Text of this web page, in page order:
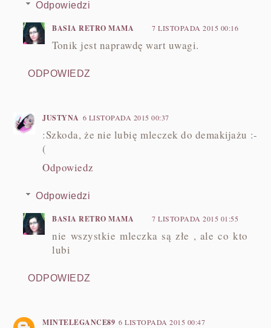
Odpowiedzi
BASIA RETRO MAMA 7 LISTOPADA 2015 00:16
Tonik jest naprawdę wart uwagi.
ODPOWIEDZ
JUSTYNA 6 LISTOPADA 2015 00:37
:Szkoda, że nie lubię mleczek do demakijażu :-
(
Odpowiedz
Odpowiedzi
BASIA RETRO MAMA 7 LISTOPADA 2015 01:55
nie wszystkie mleczka są złe , ale co kto
lubi
ODPOWIEDZ
MINTELEGANCE89 6 LISTOPADA 2015 00:47